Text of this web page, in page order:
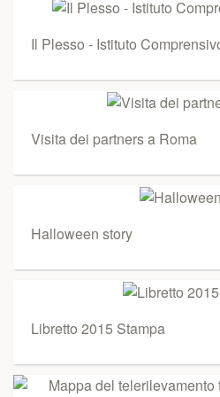
Il Plesso - Istituto
Visita dei partners a Roma
Halloween story
Libretto 2015 Stampa